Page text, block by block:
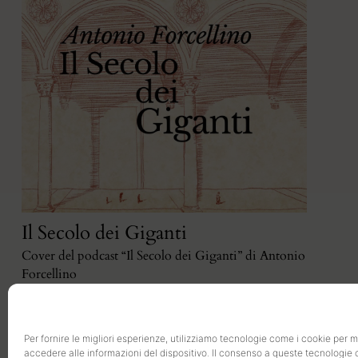
Per fornire le migliori esperienze, utilizziamo tecnologie come i cookie per
accedere alle informazioni del dispositivo. Il consenso a queste tecnologie
Il Secolo dei Giganti
Cover del podcast “Il Secolo dei Giganti” di Antonio
Forcellino